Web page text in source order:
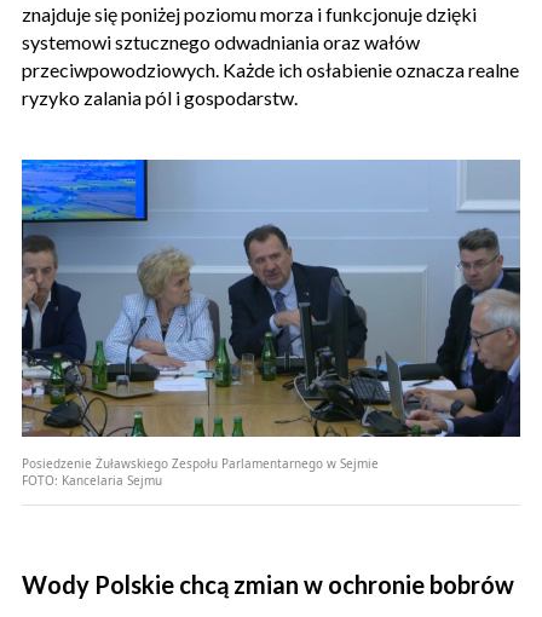
znajduje się poniżej poziomu morza i funkcjonuje dzięki
systemowi sztucznego odwadniania oraz wałów
przeciwpowodziowych. Każde ich osłabienie oznacza realne
ryzyko zalania pól i gospodarstw.
Posiedzenie Żuławskiego Zespołu Parlamentarnego w Sejmie
FOTO: Kancelaria Sejmu
Wody Polskie chcą zmian w ochronie bobrów